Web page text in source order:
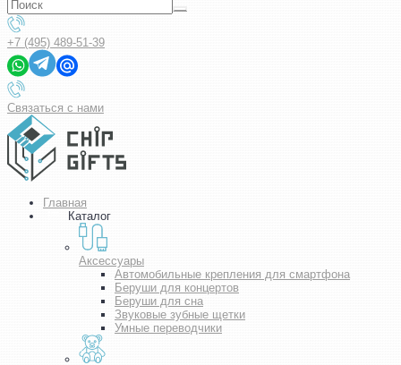
+7 (495) 489-51-39
Связаться с нами
Главная
Каталог
Аксессуары
Автомобильные крепления для смартфона
Беруши для концертов
Беруши для сна
Звуковые зубные щетки
Умные переводчики